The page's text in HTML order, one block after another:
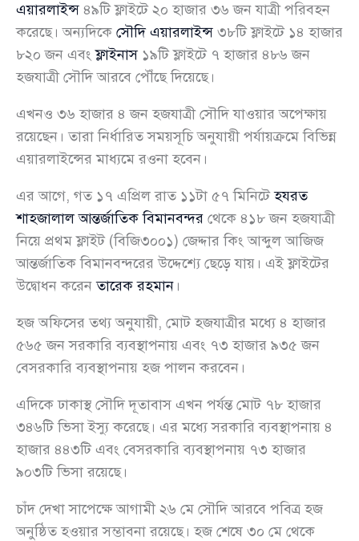
এয়ারলাইন্স ৪৯টি ফ্লাইটে ২০ হাজার ৩৬ জন যাত্রী পরিবহন
করেছে। অন্যদিকে সৌদি এয়ারলাইন্স ৩৮টি ফ্লাইটে ১৪ হাজার
৮২০ জন এবংফ্লাইনাস১৯টি ফ্লাইটে ৭ হাজার ৪৮৬ জন
হজযাত্রী সৌদি আরবে পৌঁছে দিয়েছে।
এখনও ৩৬ হাজার ৪ জন হজযাত্রী সৌদি যাওয়ার অপেক্ষায়
রয়েছেন। তারা নির্ধারিত সময়সূচি অনুযায়ী পর্যায়ক্রমে বিভিন্ন
এয়ারলাইন্সের মাধ্যমে রওনা হবেন।
এর আগে, গত ১৭ এপ্রিল রাত ১১টা ৫৭ মিনিটেহযরত
শাহজালাল আন্তর্জাতিক বিমানবন্দর থেকে ৪১৮ জন হজযাত্রী
নিয়ে প্রথম ফ্লাইট (বিজি৩০০১) জেদ্দার কিং আব্দুল আজিজ
আন্তর্জাতিক বিমানবন্দরের উদ্দেশ্যে ছেড়ে যায়। এই ফ্লাইটের
উদ্বোধন করেনতারেক রহমান ।
হজ অফিসের তথ্য অনুযায়ী, মোট হজযাত্রীর মধ্যে ৪ হাজার
৫৬৫ জন সরকারি ব্যবস্থাপনায় এবং ৭৩ হাজার ৯৩৫ জন
বেসরকারি ব্যবস্থাপনায় হজ পালন করবেন।
এদিকে ঢাকাস্থ সৌদি দূতাবাস এখন পর্যন্ত মোট ৭৮ হাজার
৩৪৬টি ভিসা ইস্যু করেছে। এর মধ্যে সরকারি ব্যবস্থাপনায় ৪
হাজার ৪৪৩টি এবং বেসরকারি ব্যবস্থাপনায় ৭৩ হাজার
৯০৩টি ভিসা রয়েছে।
চাঁদ দেখা সাপেক্ষে আগামী ২৬ মে সৌদি আরবে পবিত্র হজ
অনুষ্ঠিত হওয়ার সম্ভাবনা রয়েছে। হজ শেষে ৩০ মে থেকে